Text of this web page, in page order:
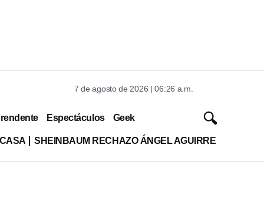
7 de agosto de 2026 | 06:26 a.m.
Espectáculos Geek
SHEINBAUM RECHAZO ÁNGEL AGUIRRE